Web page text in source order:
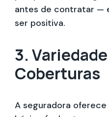
antes de contratar —
ser positiva.
3.
Coberturas
A seguradora oferece